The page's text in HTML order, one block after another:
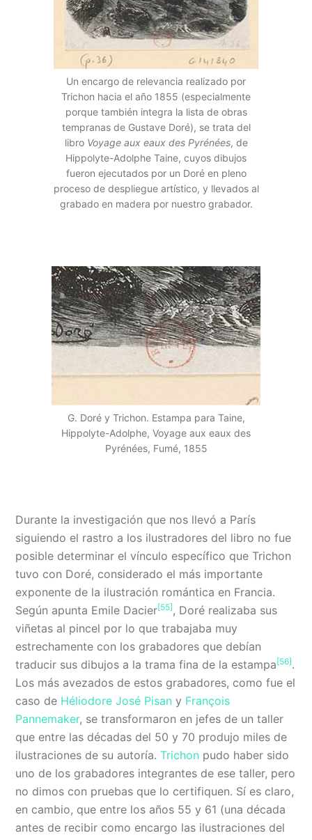
Un encargo de relevancia realizado por
Trichon hacia el año 1855 (especialmente
porque también integra la lista de obras
tempranas de Gustave Doré), se trata del
libro Voyage aux eaux des Pyrénées, de
Hippolyte-Adolphe Taine, cuyos dibujos
fueron ejecutados por un Doré en pleno
proceso de despliegue artístico, y llevados al
grabado en madera por nuestro grabador.
G. Doré y Trichon. Estampa para Taine,
Hippolyte-Adolphe, Voyage aux eaux des
Pyrénées, Fumé, 1855
Durante la investigación que nos llevó a París
siguiendo el rastro a los ilustradores del libro no fue
posible determinar el vínculo específico que Trichon
tuvo con Doré, considerado el más importante
exponente de la ilustración romántica en Francia.
Según apunta Emile Dacier[55] , Doré realizaba sus
viñetas al pincel por lo que trabajaba muy
estrechamente con los grabadores que debían
traducir sus dibujos a la trama fina de la estampa[56].
Los más avezados de estos grabadores, como fue el
caso de Héliodore José Pisan y François
Pannemaker, se transformaron en jefes de un taller
que entre las décadas del 50 y 70 produjo miles de
ilustraciones de su autoría.Trichon pudo haber sido
uno de los grabadores integrantes de ese taller, pero
no dimos con pruebas que lo certifiquen. Sí es claro,
en cambio, que entre los años 55 y 61 (una década
antes de recibir como encargo las ilustraciones del